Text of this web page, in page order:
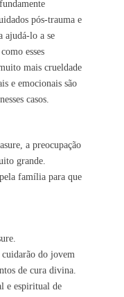
pós-trauma e
ajudá-lo a se
esses
mais crueldade
e emocionais são
casos.
a preocupação
grande.
família para que
do jovem
de cura divina.
e espiritual de